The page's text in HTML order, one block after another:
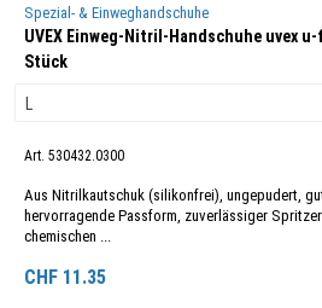
Spezial- & Einweghandschuhe
UVEX Einweg-Nitril-Handschuhe uvex
Stück
Art. 530432.0300
Aus Nitrilkautschuk (silikonfrei), ungepudert,
hervorragende Passform, zuverlässiger
chemischen ...
CHF 11.35